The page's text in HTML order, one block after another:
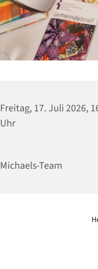
Freitag, 17. Juli 2026,
Uhr
Michaels-Team